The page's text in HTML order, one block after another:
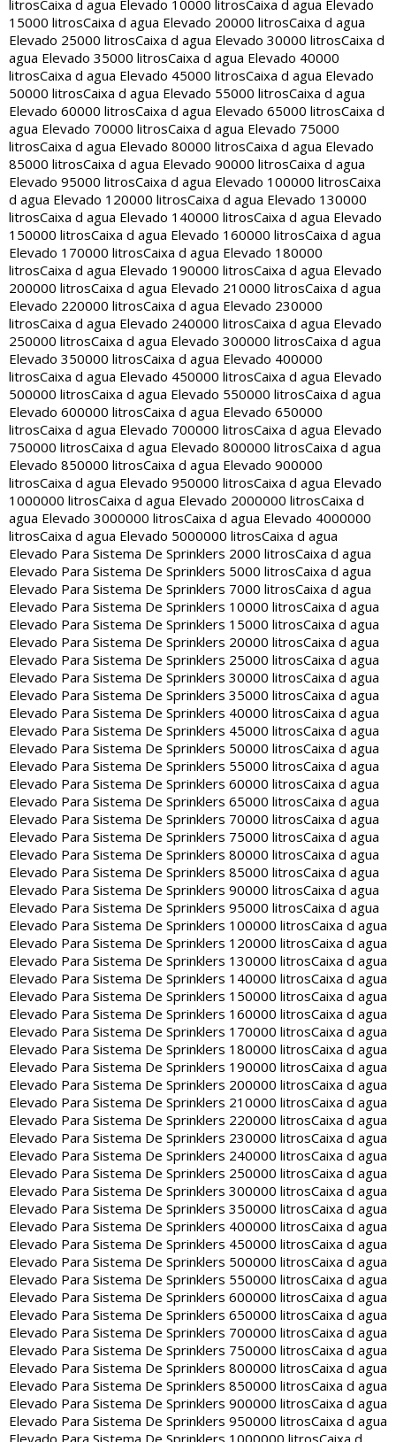
litrosCaixa d agua Elevado 10000 litrosCaixa d agua Elevado
15000 litrosCaixa d agua Elevado 20000 litrosCaixa d agua
Elevado 25000 litrosCaixa d agua Elevado 30000 litrosCaixa d
agua Elevado 35000 litrosCaixa d agua Elevado 40000
litrosCaixa d agua Elevado 45000 litrosCaixa d agua Elevado
50000 litrosCaixa d agua Elevado 55000 litrosCaixa d agua
Elevado 60000 litrosCaixa d agua Elevado 65000 litrosCaixa d
agua Elevado 70000 litrosCaixa d agua Elevado 75000
litrosCaixa d agua Elevado 80000 litrosCaixa d agua Elevado
85000 litrosCaixa d agua Elevado 90000 litrosCaixa d agua
Elevado 95000 litrosCaixa d agua Elevado 100000 litrosCaixa
d agua Elevado 120000 litrosCaixa d agua Elevado 130000
litrosCaixa d agua Elevado 140000 litrosCaixa d agua Elevado
150000 litrosCaixa d agua Elevado 160000 litrosCaixa d agua
Elevado 170000 litrosCaixa d agua Elevado 180000
litrosCaixa d agua Elevado 190000 litrosCaixa d agua Elevado
200000 litrosCaixa d agua Elevado 210000 litrosCaixa d agua
Elevado 220000 litrosCaixa d agua Elevado 230000
litrosCaixa d agua Elevado 240000 litrosCaixa d agua Elevado
250000 litrosCaixa d agua Elevado 300000 litrosCaixa d agua
Elevado 350000 litrosCaixa d agua Elevado 400000
litrosCaixa d agua Elevado 450000 litrosCaixa d agua Elevado
500000 litrosCaixa d agua Elevado 550000 litrosCaixa d agua
Elevado 600000 litrosCaixa d agua Elevado 650000
litrosCaixa d agua Elevado 700000 litrosCaixa d agua Elevado
750000 litrosCaixa d agua Elevado 800000 litrosCaixa d agua
Elevado 850000 litrosCaixa d agua Elevado 900000
litrosCaixa d agua Elevado 950000 litrosCaixa d agua Elevado
1000000 litrosCaixa d agua Elevado 2000000 litrosCaixa d
agua Elevado 3000000 litrosCaixa d agua Elevado 4000000
litrosCaixa d agua Elevado 5000000 litrosCaixa d agua
Elevado Para Sistema De Sprinklers 2000 litrosCaixa d agua
Elevado Para Sistema De Sprinklers 5000 litrosCaixa d agua
Elevado Para Sistema De Sprinklers 7000 litrosCaixa d agua
Elevado Para Sistema De Sprinklers 10000 litrosCaixa d agua
Elevado Para Sistema De Sprinklers 15000 litrosCaixa d agua
Elevado Para Sistema De Sprinklers 20000 litrosCaixa d agua
Elevado Para Sistema De Sprinklers 25000 litrosCaixa d agua
Elevado Para Sistema De Sprinklers 30000 litrosCaixa d agua
Elevado Para Sistema De Sprinklers 35000 litrosCaixa d agua
Elevado Para Sistema De Sprinklers 40000 litrosCaixa d agua
Elevado Para Sistema De Sprinklers 45000 litrosCaixa d agua
Elevado Para Sistema De Sprinklers 50000 litrosCaixa d agua
Elevado Para Sistema De Sprinklers 55000 litrosCaixa d agua
Elevado Para Sistema De Sprinklers 60000 litrosCaixa d agua
Elevado Para Sistema De Sprinklers 65000 litrosCaixa d agua
Elevado Para Sistema De Sprinklers 70000 litrosCaixa d agua
Elevado Para Sistema De Sprinklers 75000 litrosCaixa d agua
Elevado Para Sistema De Sprinklers 80000 litrosCaixa d agua
Elevado Para Sistema De Sprinklers 85000 litrosCaixa d agua
Elevado Para Sistema De Sprinklers 90000 litrosCaixa d agua
Elevado Para Sistema De Sprinklers 95000 litrosCaixa d agua
Elevado Para Sistema De Sprinklers 100000 litrosCaixa d agua
Elevado Para Sistema De Sprinklers 120000 litrosCaixa d agua
Elevado Para Sistema De Sprinklers 130000 litrosCaixa d agua
Elevado Para Sistema De Sprinklers 140000 litrosCaixa d agua
Elevado Para Sistema De Sprinklers 150000 litrosCaixa d agua
Elevado Para Sistema De Sprinklers 160000 litrosCaixa d agua
Elevado Para Sistema De Sprinklers 170000 litrosCaixa d agua
Elevado Para Sistema De Sprinklers 180000 litrosCaixa d agua
Elevado Para Sistema De Sprinklers 190000 litrosCaixa d agua
Elevado Para Sistema De Sprinklers 200000 litrosCaixa d agua
Elevado Para Sistema De Sprinklers 210000 litrosCaixa d agua
Elevado Para Sistema De Sprinklers 220000 litrosCaixa d agua
Elevado Para Sistema De Sprinklers 230000 litrosCaixa d agua
Elevado Para Sistema De Sprinklers 240000 litrosCaixa d agua
Elevado Para Sistema De Sprinklers 250000 litrosCaixa d agua
Elevado Para Sistema De Sprinklers 300000 litrosCaixa d agua
Elevado Para Sistema De Sprinklers 350000 litrosCaixa d agua
Elevado Para Sistema De Sprinklers 400000 litrosCaixa d agua
Elevado Para Sistema De Sprinklers 450000 litrosCaixa d agua
Elevado Para Sistema De Sprinklers 500000 litrosCaixa d agua
Elevado Para Sistema De Sprinklers 550000 litrosCaixa d agua
Elevado Para Sistema De Sprinklers 600000 litrosCaixa d agua
Elevado Para Sistema De Sprinklers 650000 litrosCaixa d agua
Elevado Para Sistema De Sprinklers 700000 litrosCaixa d agua
Elevado Para Sistema De Sprinklers 750000 litrosCaixa d agua
Elevado Para Sistema De Sprinklers 800000 litrosCaixa d agua
Elevado Para Sistema De Sprinklers 850000 litrosCaixa d agua
Elevado Para Sistema De Sprinklers 900000 litrosCaixa d agua
Elevado Para Sistema De Sprinklers 950000 litrosCaixa d agua